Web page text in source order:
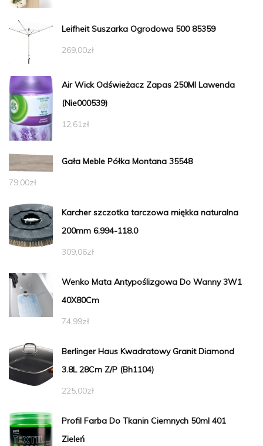
Leifheit Suszarka Ogrodowa 500 85359
269,00zł
Air Wick Odświeżacz Zapas 250Ml Lawenda
(Nie000539)
12,61zł
Gała Meble Półka Montana 35548
79,00zł
Karcher szczotka tarczowa miękka naturalna
200mm 6.994-118.0
309,06zł
Wenko Mata Antypoślizgowa Do Wanny 3W1
40X80Cm
74,99zł
Berlinger Haus Kwadratowy Granit Diamond
3.8L 28Cm Z/P (Bh1104)
225,00zł
Profil Farba Do Tkanin Ciemnych 50ml 401
Zieleń